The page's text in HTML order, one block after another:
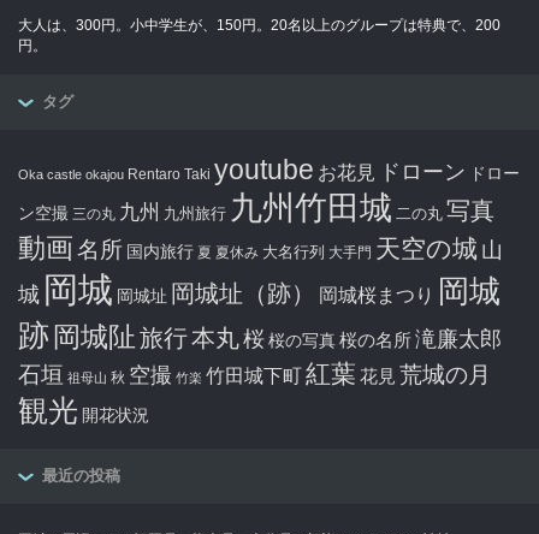
大人は、300円。小中学生が、150円。20名以上のグループは特典で、200
円。
タグ
Oka castle okajou Rentaro Taki youtube お花見 ドローン ドロー
ン空撮 三の丸 九州 九州旅行 九州竹田城 二の丸 写真
動画名所 国内旅行 夏 夏休み 大名行列 大手門 天空の城 山
城 岡城 岡城址 岡城址（跡） 岡城桜まつり 岡城
跡 岡城阯旅行本丸桜桜の写真桜の名所滝廉太郎
石垣 祖母山 秋 空撮 竹楽 竹田城下町紅葉 花見 荒城の月
観光 開花状況
最近の投稿